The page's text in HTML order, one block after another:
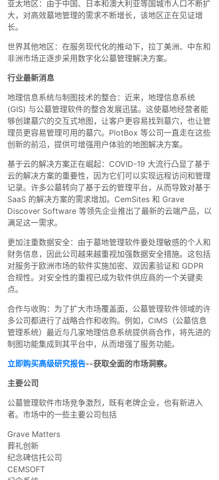
亚太地区：由于中国、日本和澳大利亚等国城市人口不断扩
大，对高效墓地管理的需求不断增长，该地区正在见证增
长。
世界其他地区：在服务现代化的推动下，拉丁美洲、中东和
非洲市场正逐步采用数字化公墓管理解决方案。
行业最新消息
地理信息系统与制图技术的整合：近来，地理信息系统
(GIS) 与公墓管理软件的整合发展迅猛。这使墓地经营者能
够创建墓穴的交互式地图，让客户更容易找到墓穴，也让管
理员更容易管理可用的墓穴。PlotBox 等公司一直走在这些
创新的前沿，提供可增强用户体验的地图解决方案。
基于云的解决方案正在崛起：COVID-19 大流行凸显了基于
云的解决方案的重要性，因为它们可以实现远程访问和管理
记录。许多公墓转向了基于云的管理平台，从而导致对基于
SaaS 的解决方案的需求增加。CemSites 和 Grave
Discover Software 等领先企业推出了最新的云端产品，以
满足这一需求。
更加注重数据安全：由于墓地管理软件要处理敏感的个人和
财务信息，因此公司越来越重视加强数据安全措施。这包括
对服务于欧洲市场的软件实施加密、双因素验证和 GDPR
合规性。对安全性的重视已成为软件供应商的一个关键卖
点。
合作与收购：为了扩大市场覆盖面，公墓管理软件领域的许
多公司都进行了战略合作和收购。例如，CIMS（公墓信息
管理系统）最近与几家地理信息系统提供商合作，将先进的
制图功能集成到其平台中，从而增强了服务功能。
立即购买高级研究报告--获取全面的市场洞察。
主要公司
公墓管理软件市场竞争激烈，既有老牌企业，也有新进入
者。市场中的一些主要公司包括
Grave Matters
葬礼创新
纪念碑信托公司
CEMSOFT